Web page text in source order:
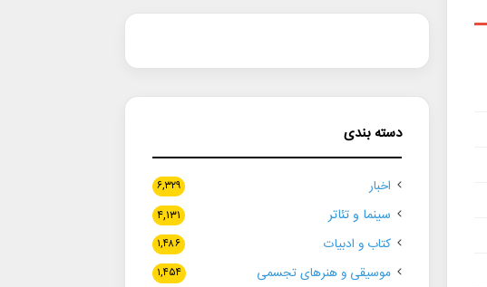
دسته بندی
اخبار ۶,۳۲۹
سینما و تئاتر ۴,۱۳۱
کتاب و ادبیات ۱,۴۸۶
موسیقی و هنرهای تجسمی ۱,۴۵۴